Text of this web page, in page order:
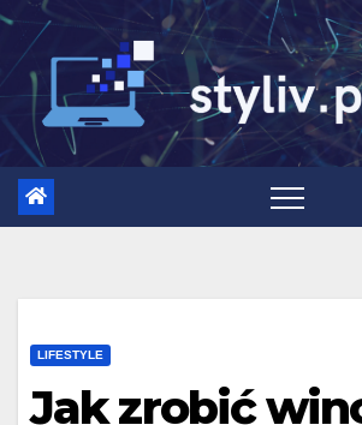
Skip
content
LIFESTYLE
Jak zrobić